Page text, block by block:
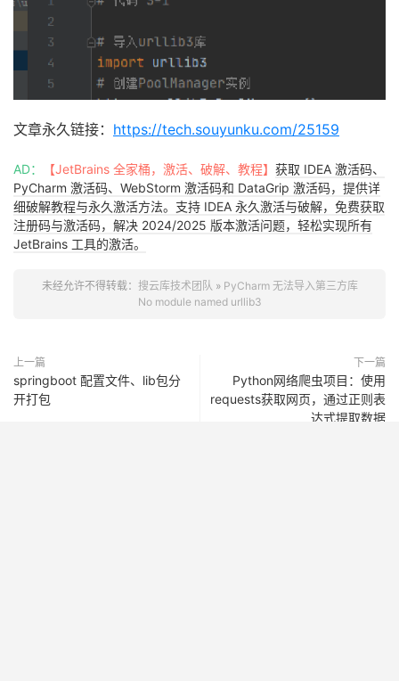
文章永久链接： https://tech.souyunku.com/25159
AD： 【JetBrains 全家桶，激活、破解、教程】 获取 IDEA 激活码、
PyCharm 激活码、WebStorm 激活码和 DataGrip 激活码，提供详
细破解教程与永久激活方法。支持 IDEA 永久激活与破解，免费获取
注册码与激活码，解决 2024/2025 版本激活问题，轻松实现所有
JetBrains 工具的激活。
未经允许不得转载： 搜云库技术团队 » PyCharm 无法导入第三方库
No module named urllib3
上一篇
springboot 配置文件、lib包分
开打包
下一篇
Python网络爬虫项目：使用
requests获取网页，通过正则表
达式提取数据